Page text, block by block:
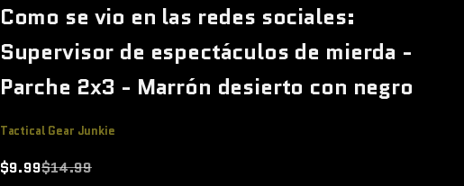
Como se vio en las redes sociales:
Supervisor de espectáculos de mierda -
Parche 2x3 - Marrón desierto con negro
Tactical Gear Junkie
Precio de oferta
$9.99Precio normal
$14.99